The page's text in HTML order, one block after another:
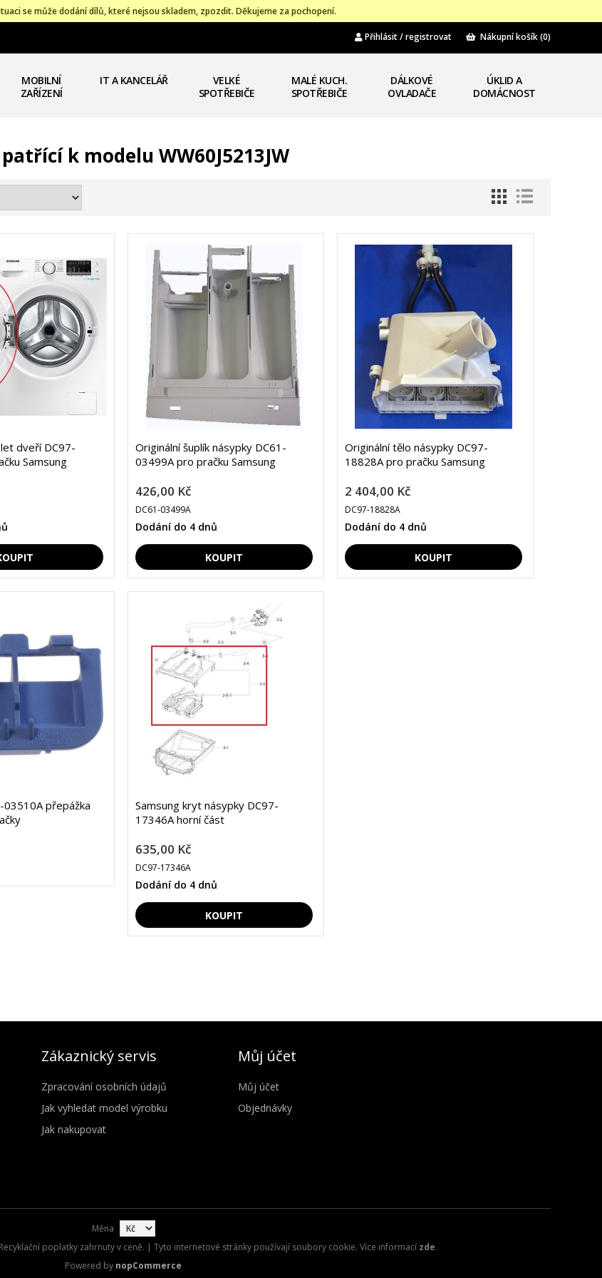
se může dodání dílů, které nejsou skladem, zpozdit. Děkujeme za pochopení.
Přihlásit / registrovat Nákupní košík(0)
MOBILNÍ
ZAŘÍZENÍ
IT A KANCELÁŘ
VELKÉ
SPOTŘEBIČE
MALÉ KUCH.
SPOTŘEBIČE
DÁLKOVÉ
OVLADAČE
ÚKLID A
DOMÁCNOST
k modelu WW60J5213JW
dveří DC97-
Samsung
Originální šuplík násypky DC61-
03499A pro pračku Samsung
426,00 Kč
DC61-03499A
Dodání do 4 dnů
Originální tělo násypky DC97-
18828A pro pračku Samsung
2 404,00 Kč
DC97-18828A
Dodání do 4 dnů
03510A přepážka
Samsung kryt násypky DC97-
17346A horní část
635,00 Kč
DC97-17346A
Dodání do 4 dnů
Zákaznický servis
Zpracování osobních údajů
Jak vyhledat model výrobku
Jak nakupovat
Můj účet
Můj účet
Objednávky
Měna
poplatky zahrnuty v ceně. | Tyto internetové stránky používají soubory cookie. Více informací zde.
Powered by nopCommerce